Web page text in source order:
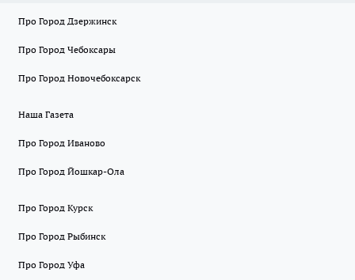
Про Город Дзержинск
Про Город Чебоксары
Про Город Новочебоксарск
Наша Газета
Про Город Иваново
Про Город Йошкар-Ола
Про Город Курск
Про Город Рыбинск
Про Город Уфа